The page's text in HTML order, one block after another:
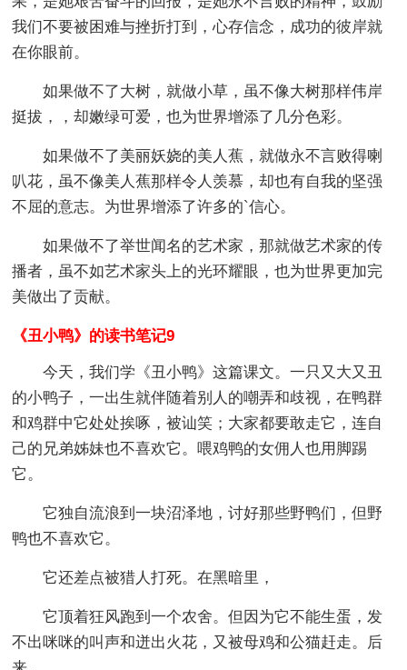
我们不要被困难与挫折打到，心存信念，成功的彼岸就
在你眼前。
如果做不了大树，就做小草，虽不像大树那样伟岸
挺拔，，却嫩绿可爱，也为世界增添了几分色彩。
如果做不了美丽妖娆的美人蕉，就做永不言败得喇
叭花，虽不像美人蕉那样令人羡慕，却也有自我的坚强
不屈的意志。为世界增添了许多的`信心。
如果做不了举世闻名的艺术家，那就做艺术家的传
播者，虽不如艺术家头上的光环耀眼，也为世界更加完
美做出了贡献。
《丑小鸭》的读书笔记9
今天，我们学《丑小鸭》这篇课文。一只又大又丑
的小鸭子，一出生就伴随着别人的嘲弄和歧视，在鸭群
和鸡群中它处处挨啄，被讪笑；大家都要敢走它，连自
己的兄弟姊妹也不喜欢它。喂鸡鸭的女佣人也用脚踢
它。
它独自流浪到一块沼泽地，讨好那些野鸭们，但野
鸭也不喜欢它。
它还差点被猎人打死。在黑暗里，
它顶着狂风跑到一个农舍。但因为它不能生蛋，发
不出咪咪的叫声和迸出火花，又被母鸡和公猫赶走。后